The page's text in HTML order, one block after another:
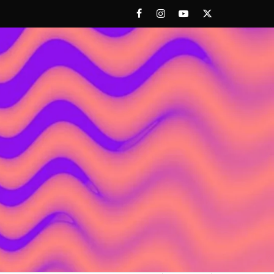
FacebookInstagramYoutubeTwitter